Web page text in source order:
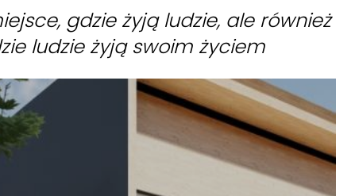
gdzie żyją ludzie, ale również
ludzie żyją swoim życiem